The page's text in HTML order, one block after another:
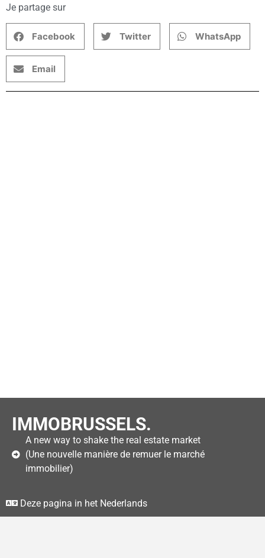
Je partage sur
Facebook Twitter WhatsApp
Email
IMMOBRUSSELS.
A new way to shake the real estate market
(Une nouvelle manière de remuer le marché
immobilier)
Deze pagina in het Nederlands